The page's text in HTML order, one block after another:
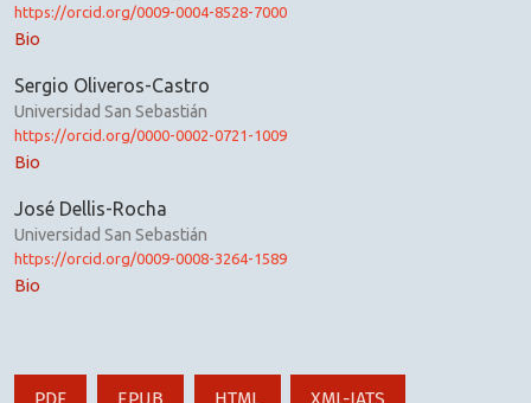
https://orcid.org/0009-0004-8528-7000
Bio
Sergio Oliveros-Castro
Universidad San Sebastián
https://orcid.org/0000-0002-0721-1009
Bio
José Dellis-Rocha
Universidad San Sebastián
https://orcid.org/0009-0008-3264-1589
Bio